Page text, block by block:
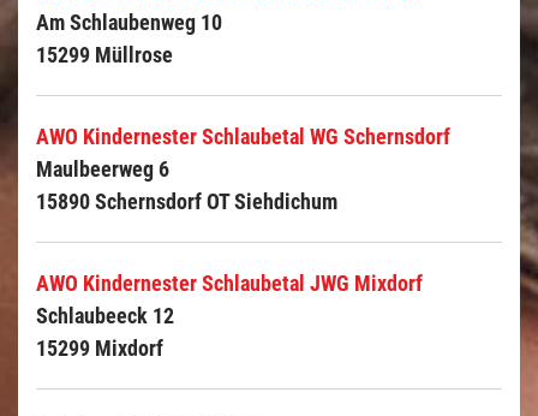
Am Schlaubenweg 10
15299 Müllrose
AWO Kindernester Schlaubetal WG Schernsdorf
Maulbeerweg 6
15890 Schernsdorf OT Siehdichum
AWO Kindernester Schlaubetal JWG Mixdorf
Schlaubeeck 12
15299 Mixdorf